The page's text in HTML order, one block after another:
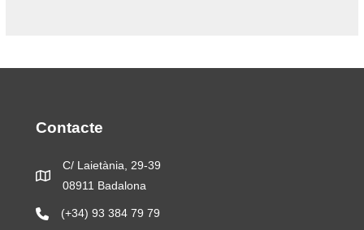
Contacte
C/ Laietània, 29-39
08911 Badalona
(+34) 93 384 79 79